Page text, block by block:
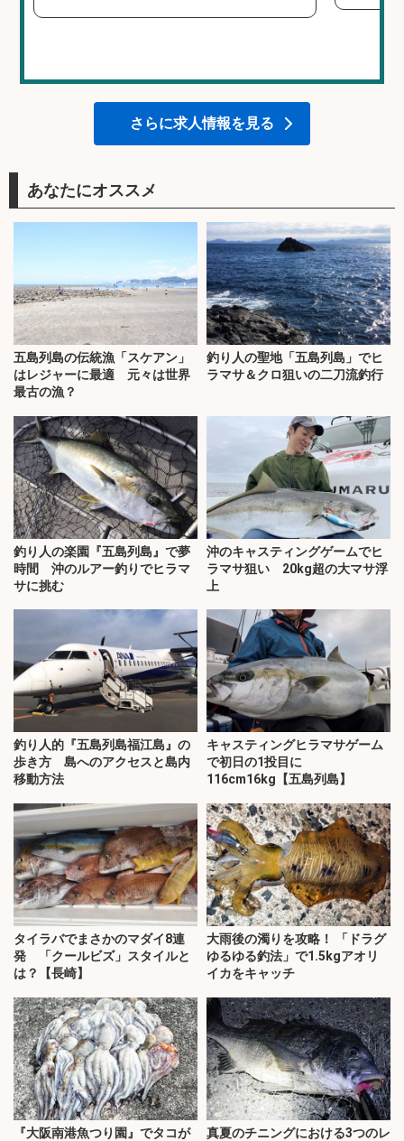
さらに求人情報を見る
あなたにオススメ
五島列島の伝統漁「スケアン」
はレジャーに最適 元々は世界
最古の漁？
釣り人の聖地「五島列島」でヒ
ラマサ＆クロ狙いの二刀流釣行
釣り人の楽園『五島列島』で夢
時間 沖のルアー釣りでヒラマ
サに挑む
沖のキャスティングゲームでヒ
ラマサ狙い 20kg超の大マサ浮
上
釣り人的『五島列島福江島』の
歩き方 島へのアクセスと島内
移動方法
キャスティングヒラマサゲーム
で初日の1投目に
116cm16kg【五島列島】
タイラバでまさかのマダイ8連
発 「クールビズ」スタイルと
は？【長崎】
大雨後の濁りを攻略！ 「ドラグ
ゆるゆる釣法」で1.5kgアオリ
イカをキャッチ
『大阪南港魚つり園』でタコが 真夏のチニングにおける3つのレ